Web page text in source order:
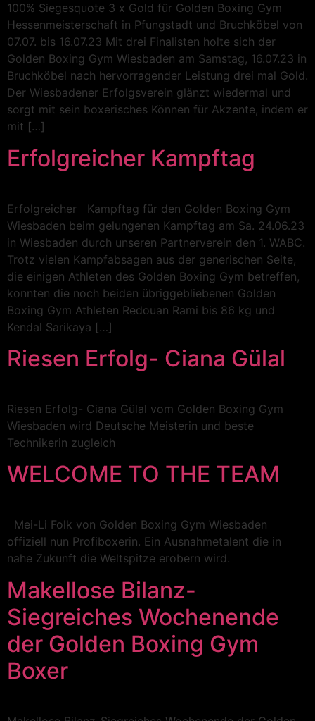
100% Siegesquote 3 x Gold für Golden Boxing Gym
Hessenmeisterschaft in Pfungstadt und Bruchköbel von
07.07. bis 16.07.23 Mit drei Finalisten holte sich der
Golden Boxing Gym Wiesbaden am Samstag, 16.07.23 in
Bruchköbel nach hervorragender Leistung drei mal Gold.
Der Wiesbadener Erfolgsverein glänzt wiedermal und
sorgt mit sein boxerisches Können für Akzente, indem er
mit […]
Erfolgreicher Kampftag
Erfolgreicher Kampftag für den Golden Boxing Gym
Wiesbaden beim gelungenen Kampftag am Sa. 24.06.23
in Wiesbaden durch unseren Partnerverein den 1. WABC.
Trotz vielen Kampfabsagen aus der generischen Seite,
die einigen Athleten des Golden Boxing Gym betreffen,
konnten die noch beiden übriggebliebenen Golden
Boxing Gym Athleten Redouan Rami bis 86 kg und
Kendal Sarikaya […]
Riesen Erfolg- Ciana Gülal
Riesen Erfolg- Ciana Gülal vom Golden Boxing Gym
Wiesbaden wird Deutsche Meisterin und beste
Technikerin zugleich
WELCOME TO THE TEAM
Mei-Li Folk von Golden Boxing Gym Wiesbaden
offiziell nun Profiboxerin. Ein Ausnahmetalent die in
nahe Zukunft die Weltspitze erobern wird.
Makellose Bilanz-
Siegreiches Wochenende
der Golden Boxing Gym
Boxer